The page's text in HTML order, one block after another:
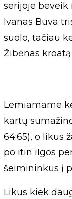
serijoje beveik
Ivanas Buva
suolo, tačiau
Žibėnas
Lemiamame
kartų
64:65), o likus
po itin ilgos
šeimininkus į
Likus kiek